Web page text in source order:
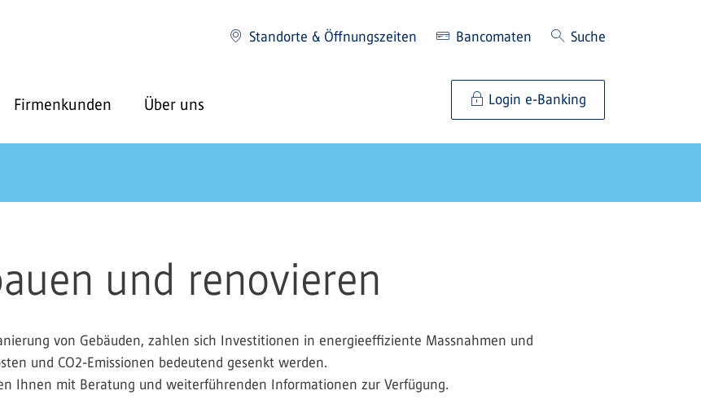
Standorte & Öffnungszeiten Bancomaten Suche
Firmenkunden Über uns Login e-Banking
und renovieren
von Gebäuden, zahlen sich Investitionen in energieeffiziente Massnahmen und
und CO2-Emissionen bedeutend gesenkt werden.
Ihnen mit Beratung und weiterführenden Informationen zur Verfügung.